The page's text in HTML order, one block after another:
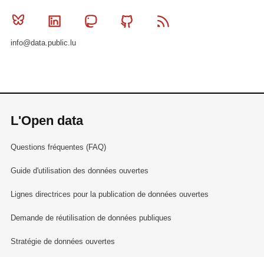
Bluesky Linkedin MastodonGithub
info@data.public.lu
L'Open data
Questions fréquentes (FAQ)
Guide d'utilisation des données ouvertes
Lignes directrices pour la publication de données ouvertes
Demande de réutilisation de données publiques
Stratégie de données ouvertes